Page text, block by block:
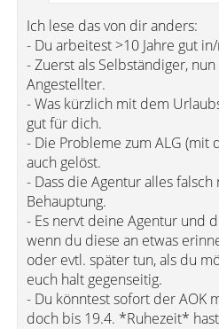
Ich lese das von dir anders:
- Du arbeitest >10 Jahre gut
- Zuerst als Selbständiger,
Angestellter.
- Was kürzlich mit dem
gut für dich.
- Die Probleme zum ALG (mit
auch gelöst.
- Dass die Agentur alles
Behauptung.
- Es nervt deine Agentur und
wenn du diese an etwas
oder evtl. später tun, als du
euch halt gegenseitig.
- Du könntest sofort der AOK
doch bis 19.4. *Ruhezeit*